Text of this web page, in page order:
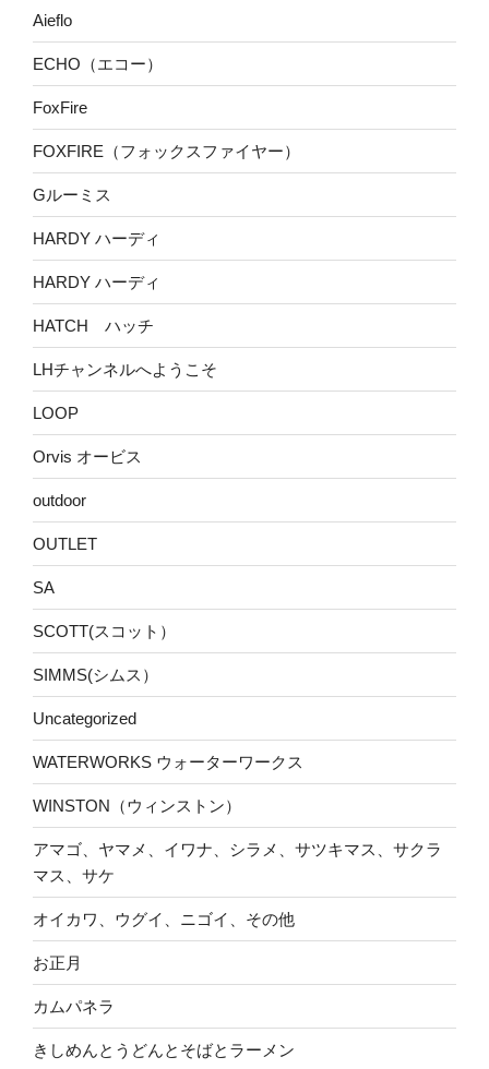
Aieflo
ECHO（エコー）
FoxFire
FOXFIRE（フォックスファイヤー）
Gルーミス
HARDY ハーディ
HARDY ハーディ
HATCH ハッチ
LHチャンネルへようこそ
LOOP
Orvis オービス
outdoor
OUTLET
SA
SCOTT(スコット）
SIMMS(シムス）
Uncategorized
WATERWORKS ウォーターワークス
WINSTON（ウィンストン）
アマゴ、ヤマメ、イワナ、シラメ、サツキマス、サクラ
マス、サケ
オイカワ、ウグイ、ニゴイ、その他
お正月
カムパネラ
きしめんとうどんとそばとラーメン